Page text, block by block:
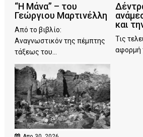
“Η Μάνα” – του
Γεώργιου Μαρτινέλλη
Από το βιβλίο:
Αναγνωστικόν της πέμπτης
τάξεως του...
και
Τις
αφορμή